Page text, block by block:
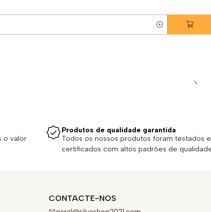
o valor
Produtos de qualidade garantida
Todos os nossos produtos foram testados e
certificados com altos padrões de
CONTACTE-NOS